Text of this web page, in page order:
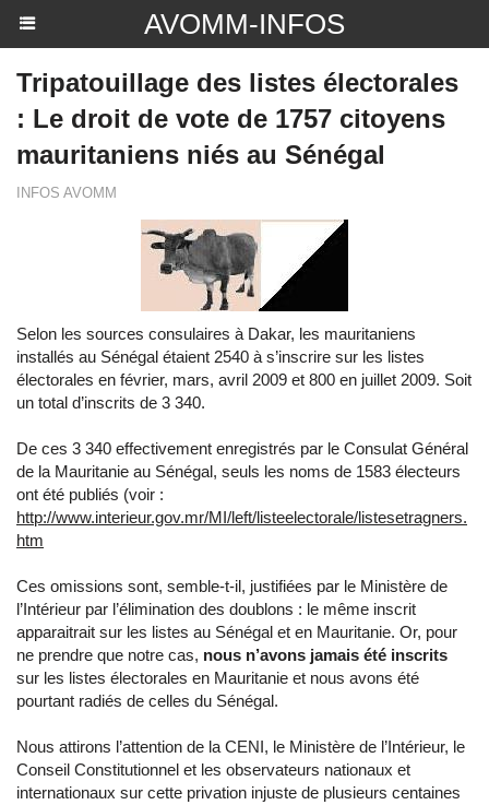
AVOMM-INFOS
Tripatouillage des listes électorales
: Le droit de vote de 1757 citoyens
mauritaniens niés au Sénégal
INFOS AVOMM
Selon les sources consulaires à Dakar, les mauritaniens
installés au Sénégal étaient 2540 à s’inscrire sur les listes
électorales en février, mars, avril 2009 et 800 en juillet 2009. Soit
un total d’inscrits de 3 340.
De ces 3 340 effectivement enregistrés par le Consulat Général
de la Mauritanie au Sénégal, seuls les noms de 1583 électeurs
ont été publiés (voir :
http://www.interieur.gov.mr/MI/left/listeelectorale/listesetragners.
htm
Ces omissions sont, semble-t-il, justifiées par le Ministère de
l’Intérieur par l’élimination des doublons : le même inscrit
apparaitrait sur les listes au Sénégal et en Mauritanie. Or, pour
ne prendre que notre cas, nous n’avons jamais été inscrits
sur les listes électorales en Mauritanie et nous avons été
pourtant radiés de celles du Sénégal.
Nous attirons l’attention de la CENI, le Ministère de l’Intérieur, le
Conseil Constitutionnel et les observateurs nationaux et
internationaux sur cette privation injuste de plusieurs centaines